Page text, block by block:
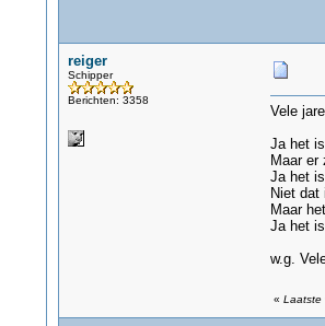
reiger
Schipper
Berichten: 3358
Vele
Ja het
Maar er
Ja het
Niet dat
Maar
Ja het
w.g.
« Laatste